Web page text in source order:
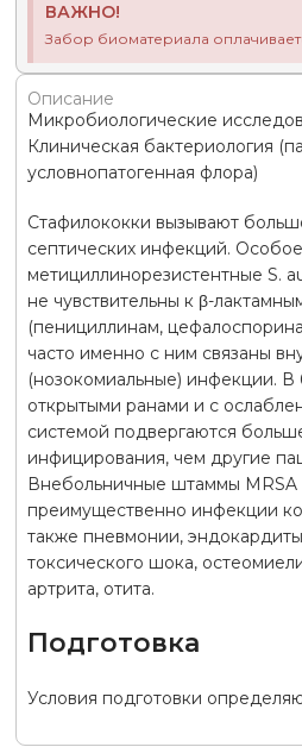
ВАЖНО!
Забор биоматериала
Описание
Микробиологические
Клиническая бактериология
условнопатогенная флора)
Стафилококки вызывают
септических инфекций.
метициллинорезистентные S.
не чувствительны к β-
(пенициллинам,
часто именно с ним связаны
(нозокомиальные) инфекции. В
открытыми ранами и с
системой подвергаются
инфицирования, чем другие
Внебольничные штаммы MRSA
преимущественно инфекции
также пневмонии,
токсического шока,
артрита, отита.
Подготовка
Условия подготовки